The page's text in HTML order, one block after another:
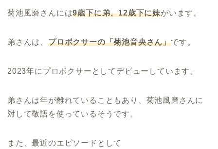
菊池風磨さんには9歳下に弟、12歳下に妹がいます。
弟さんは、 プロボクサーの「菊池音央さん」です。
2023年にプロボクサーとしてデビューしています。
弟さんは年が離れていることもあり、菊池風磨さんに
対して敬語を使っているそうです。
また、最近のエピソードとして